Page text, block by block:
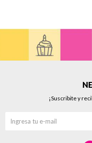
¡Suscribite y